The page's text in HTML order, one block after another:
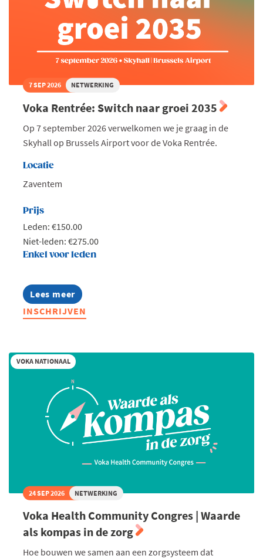
7 SEP 2026 NETWERKING
Voka Rentrée: Switch naar groei 2035
Op 7 september 2026 verwelkomen we je graag in de
Skyhall op Brussels Airport voor de Voka Rentrée.
Locatie
Zaventem
Prijs
Leden: €150.00
Niet-leden: €275.00
Enkel voor leden
Lees meer
about
Voka
Rentrée:
2035
INSCHRIJVEN
VOKA NATIONAAL
24 SEP 2026 NETWERKING
Voka Health Community Congres | Waarde
als kompas in de zorg
Hoe bouwen we samen aan een zorgsysteem dat